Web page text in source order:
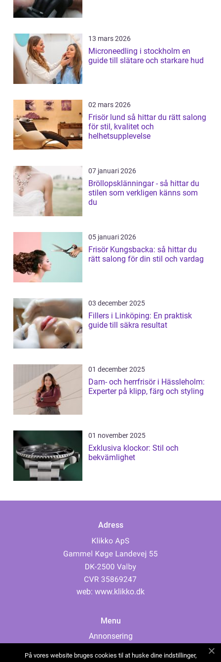
13 mars 2026
Microneedling i stockholm en
guide till slätare och starkare hud
02 mars 2026
Frisör lund så hittar du rätt salong
för stil, kvalitet och
helhetsupplevelse
07 januari 2026
Bröllopsklänningar - så hittar du
stilen som verkligen känns som
du
05 januari 2026
Frisör Kungsbacka: så hittar du
rätt salong för din stil och vardag
03 december 2025
Fillers i Linköping: En praktisk
guide till säkra resultat
01 december 2025
Dam- och herrfrisör i Hässleholm:
Experter på klipp, färg och styling
01 november 2025
Exklusiva klockor: Stil och
bekvämlighet
Adress
web: www.klikko.dk
Menu
Annonsering
På vores website bruges cookies til at huske dine indstillinger,